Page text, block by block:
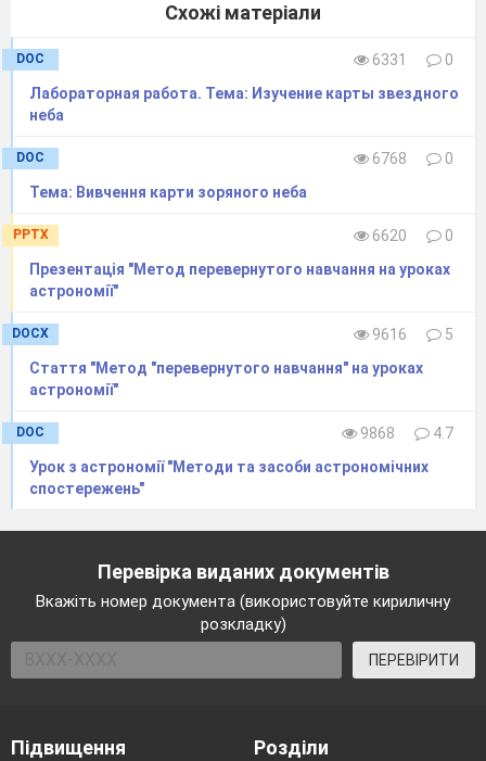
ДРУГИЙ ЗАКОН КЕПЛЕРА
•
Радіус-вектор планети за рівні проміжки часу
описує рівновеликі площі.
•
Площі S1 та S2 рівні за умови що час на
подолання планетою їхніх дуг був однаковий
Схожі матеріали
DOC 6331
0
Лабораторная работа. Тема: Изучение карты звездного
неба
DOC 6768
0
Тема: Вивчення карти зоряного неба
PPTX 6620
0
Презентація "Метод перевернутого навчання на уроках
астрономії"
DOCX 9616
5
Стаття "Метод "перевернутого навчання" на уроках
астрономії"
DOC 9868
4.7
Урок з астрономії "Методи та засоби астрономічних
спостережень"
Перевірка виданих документів
Вкажіть номер документа (використовуйте кириличну
розкладку)
ПЕРЕВІРИТИ
Підвищення
Розділи